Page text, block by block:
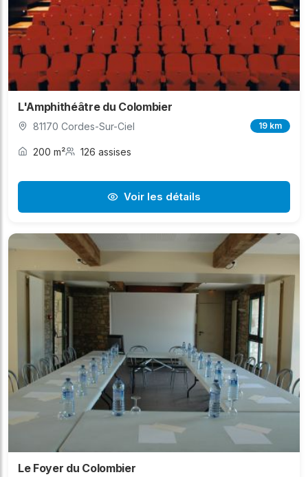
L'Amphithéâtre du Colombier
81170 Cordes-Sur-Ciel 19 km
200 m² 126 assises
Voir les détails
Le Foyer du Colombier